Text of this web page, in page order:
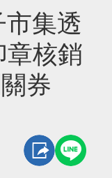
集透
章核銷
券